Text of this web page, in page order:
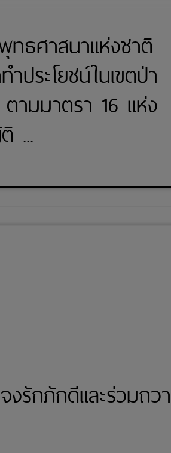
ทธศาสนาแห่งชาติ
ประโยชน์ในเขตป่า
ามมาตรา 16 แห่ง
...
งรักภักดีและร่วมถว